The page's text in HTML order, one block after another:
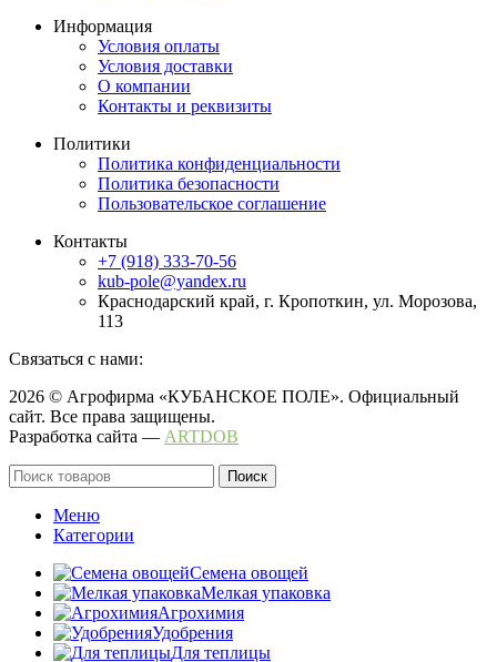
Информация
Условия оплаты
Условия доставки
О компании
Контакты и реквизиты
Политики
Политика конфиденциальности
Политика безопасности
Пользовательское соглашение
Контакты
+7 (918) 333-70-56
kub-pole@yandex.ru
Краснодарский край, г. Кропоткин, ул. Морозова,
113
Связаться с нами:
2026 © Агрофирма «КУБАНСКОЕ ПОЛЕ». Официальный
сайт. Все права защищены.
Разработка сайта — ARTDOB
Поиск
Меню
Категории
Семена овощей
Мелкая упаковка
Агрохимия
Удобрения
Для теплицы